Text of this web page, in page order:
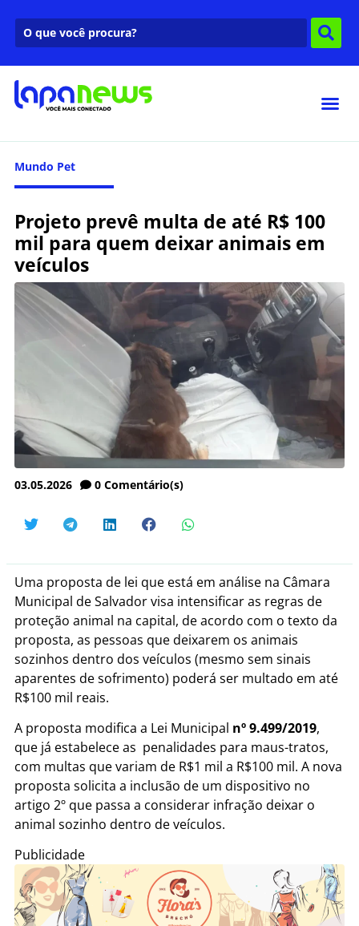
Mundo Pet
Projeto prevê multa de até R$ 100
mil para quem deixar animais em
veículos
03.05.2026 0 Comentário(s)
Uma proposta de lei que está em análise na Câmara
Municipal de Salvador visa intensificar as regras de
proteção animal na capital, de acordo com o texto da
proposta, as pessoas que deixarem os animais
sozinhos dentro dos veículos (mesmo sem sinais
aparentes de sofrimento) poderá ser multado em até
R$100 mil reais.
A proposta modifica a Lei Municipal nº 9.499/2019,
que já estabelece as penalidades para maus-tratos,
com multas que variam de R$1 mil a R$100 mil. A nova
proposta solicita a inclusão de um dispositivo no
artigo 2º que passa a considerar infração deixar o
animal sozinho dentro de veículos.
Publicidade